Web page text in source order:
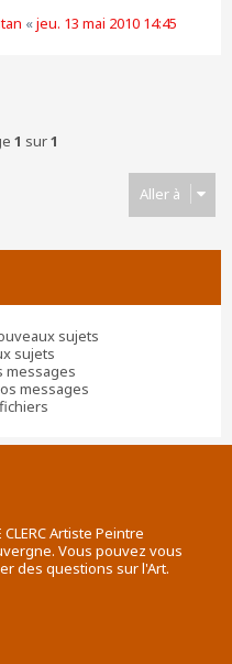
«jeu. 13 mai 2010 14:45
1 sur1
Aller à
sujets
sujets
messages
messages
Artiste Peintre
Vous pouvez vous
des questions sur l'Art.